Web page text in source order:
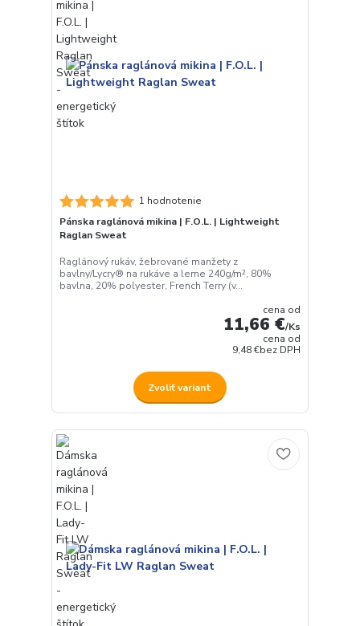
1 hodnotenie
Pánska raglánová mikina | F.O.L. | Lightweight
Raglan Sweat
Raglánový rukáv, žebrované manžety z
bavlny/Lycry® na rukáve a leme 240g/m², 80%
bavlna, 20% polyester, French Terry (v...
cena od
11,66 €/Ks
cena od
9,48 €bez DPH
Zvoliť variant